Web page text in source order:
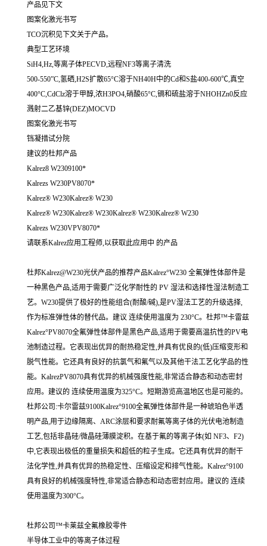
产品见下文
图案化激光书写
TCO沉积见下文关于产品。
典型工艺环境
SiH4,Hz,等离子体PECVD,远程NF3等离子清洗
500-550”C,氢硒,H2S扩散65°C溶于NH40H中的Cd和S盐400-600℃,真空
400°C,CdClz溶于甲醇,浓H3PO4,硝酸65°C,镉和硫盐溶于NHOHZn0反应
溅射二乙基锌(DEZ)MOCVD
图案化激光书写
铛凝措试分院
建议的杜邦产品
Kalrez8 W2309100*
Kalrezs W230PV8070*
Kalrez® W230Kalrez® W230
Kalrez® W230Kalrez® W230Kalrez® W230Kalrez® W230
Kalrezs W230VPV8070*
请联系Kalrez应用工程师,以获取此应用中 的产品
杜邦Kalrez@W230光伏产品的推荐产品Kalrez°W230 全氟弹性体部件是
一种黑色产品,适用于需要广泛化学耐性的 PV 湿法和选择性湿法制造工
艺。W230提供了极好的性能组合(耐酸/碱),是PV湿法工艺的升级选择,
作为标准弹性体的替代品。建议 连续使用温度为 230°C。杜邦™卡雷兹
Kalrez°PV8070全氟弹性体部件是黑色产品,适用于需要高温抗性的PV电
池制造过程。它表现出优异的耐热稳定性,并具有优良的(低)压缩变形和
脱气性能。它还具有良好的抗氯气和氟气以及其他干法工艺化学品的性
能。KalrezPV8070具有优异的机械强度性能,非常适合静态和动态密封
应用。建议的 连续使用温度为325°C。短期游览高温地区也是可能的。
杜邦公司:卡尔雷兹9100Kalrez°9100全氟弹性体部件是一种琥珀色半透
明产品,用于边缘隔离、ARC涂层和要求耐氟等离子体的光伏电池制造
工艺,包括非晶硅/微晶硅薄膜淀积。在基于氟的等离子体(如 NF3、F2)
中,它表现出极低的重量损失和超低的粒子生成。它还具有优异的耐干
法化学性,并具有优异的热稳定性、压缩设定和排气性能。Kalrez°9100
具有良好的机械强度特性,非常适合静态和动态密封应用。建议的 连续
使用温度为300°C。
杜邦公司™卡莱兹全氟橡胶零件
半导体工业中的等离子体过程